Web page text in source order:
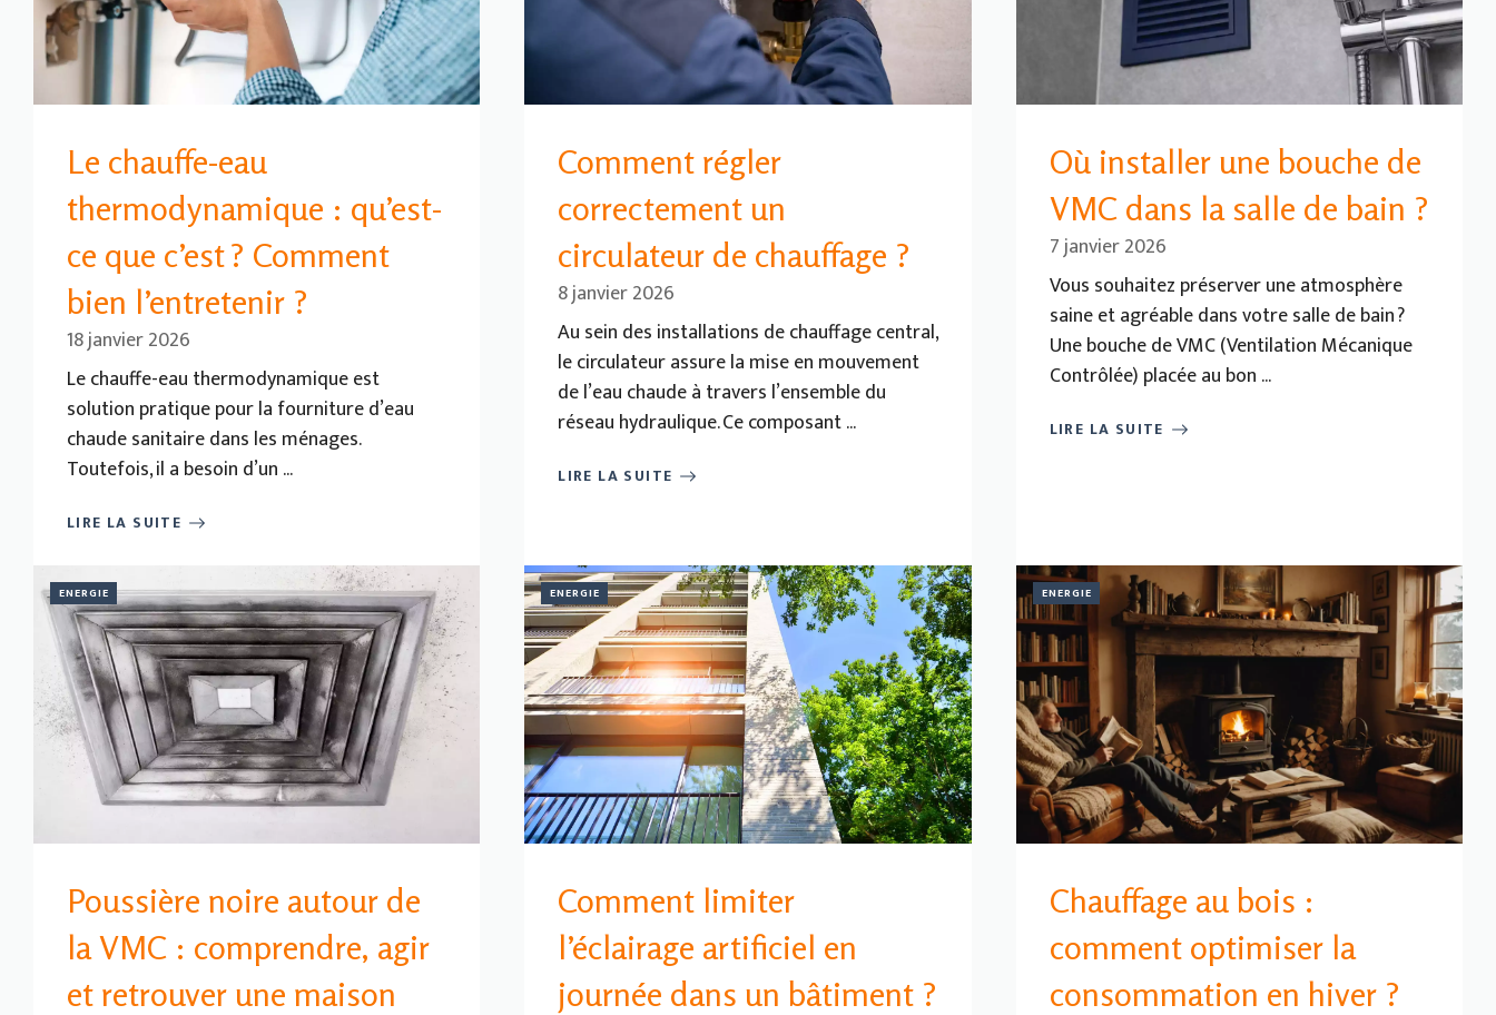
Le chauffe-eau
thermodynamique : qu’est-
ce que c’est ? Comment
bien l’entretenir ?
18 janvier 2026
Le chauffe-eau thermodynamique est
solution pratique pour la fourniture d’eau
chaude sanitaire dans les ménages.
Toutefois, il a besoin d’un ...
LIRE LA SUITE
Comment régler
correctement un
circulateur de chauffage ?
8 janvier 2026
Au sein des installations de chauffage central,
le circulateur assure la mise en mouvement
de l’eau chaude à travers l’ensemble du
réseau hydraulique. Ce composant ...
LIRE LA SUITE
Où installer une bouche de
VMC dans la salle de bain ?
7 janvier 2026
Vous souhaitez préserver une atmosphère
saine et agréable dans votre salle de bain ?
Une bouche de VMC (Ventilation Mécanique
Contrôlée) placée au bon ...
LIRE LA SUITE
ENERGIE
Poussière noire autour de
la VMC : comprendre, agir
et retrouver une maison
ENERGIE
Comment limiter
l’éclairage artificiel en
journée dans un bâtiment ?
ENERGIE
Chauffage au bois :
comment optimiser la
consommation en hiver ?